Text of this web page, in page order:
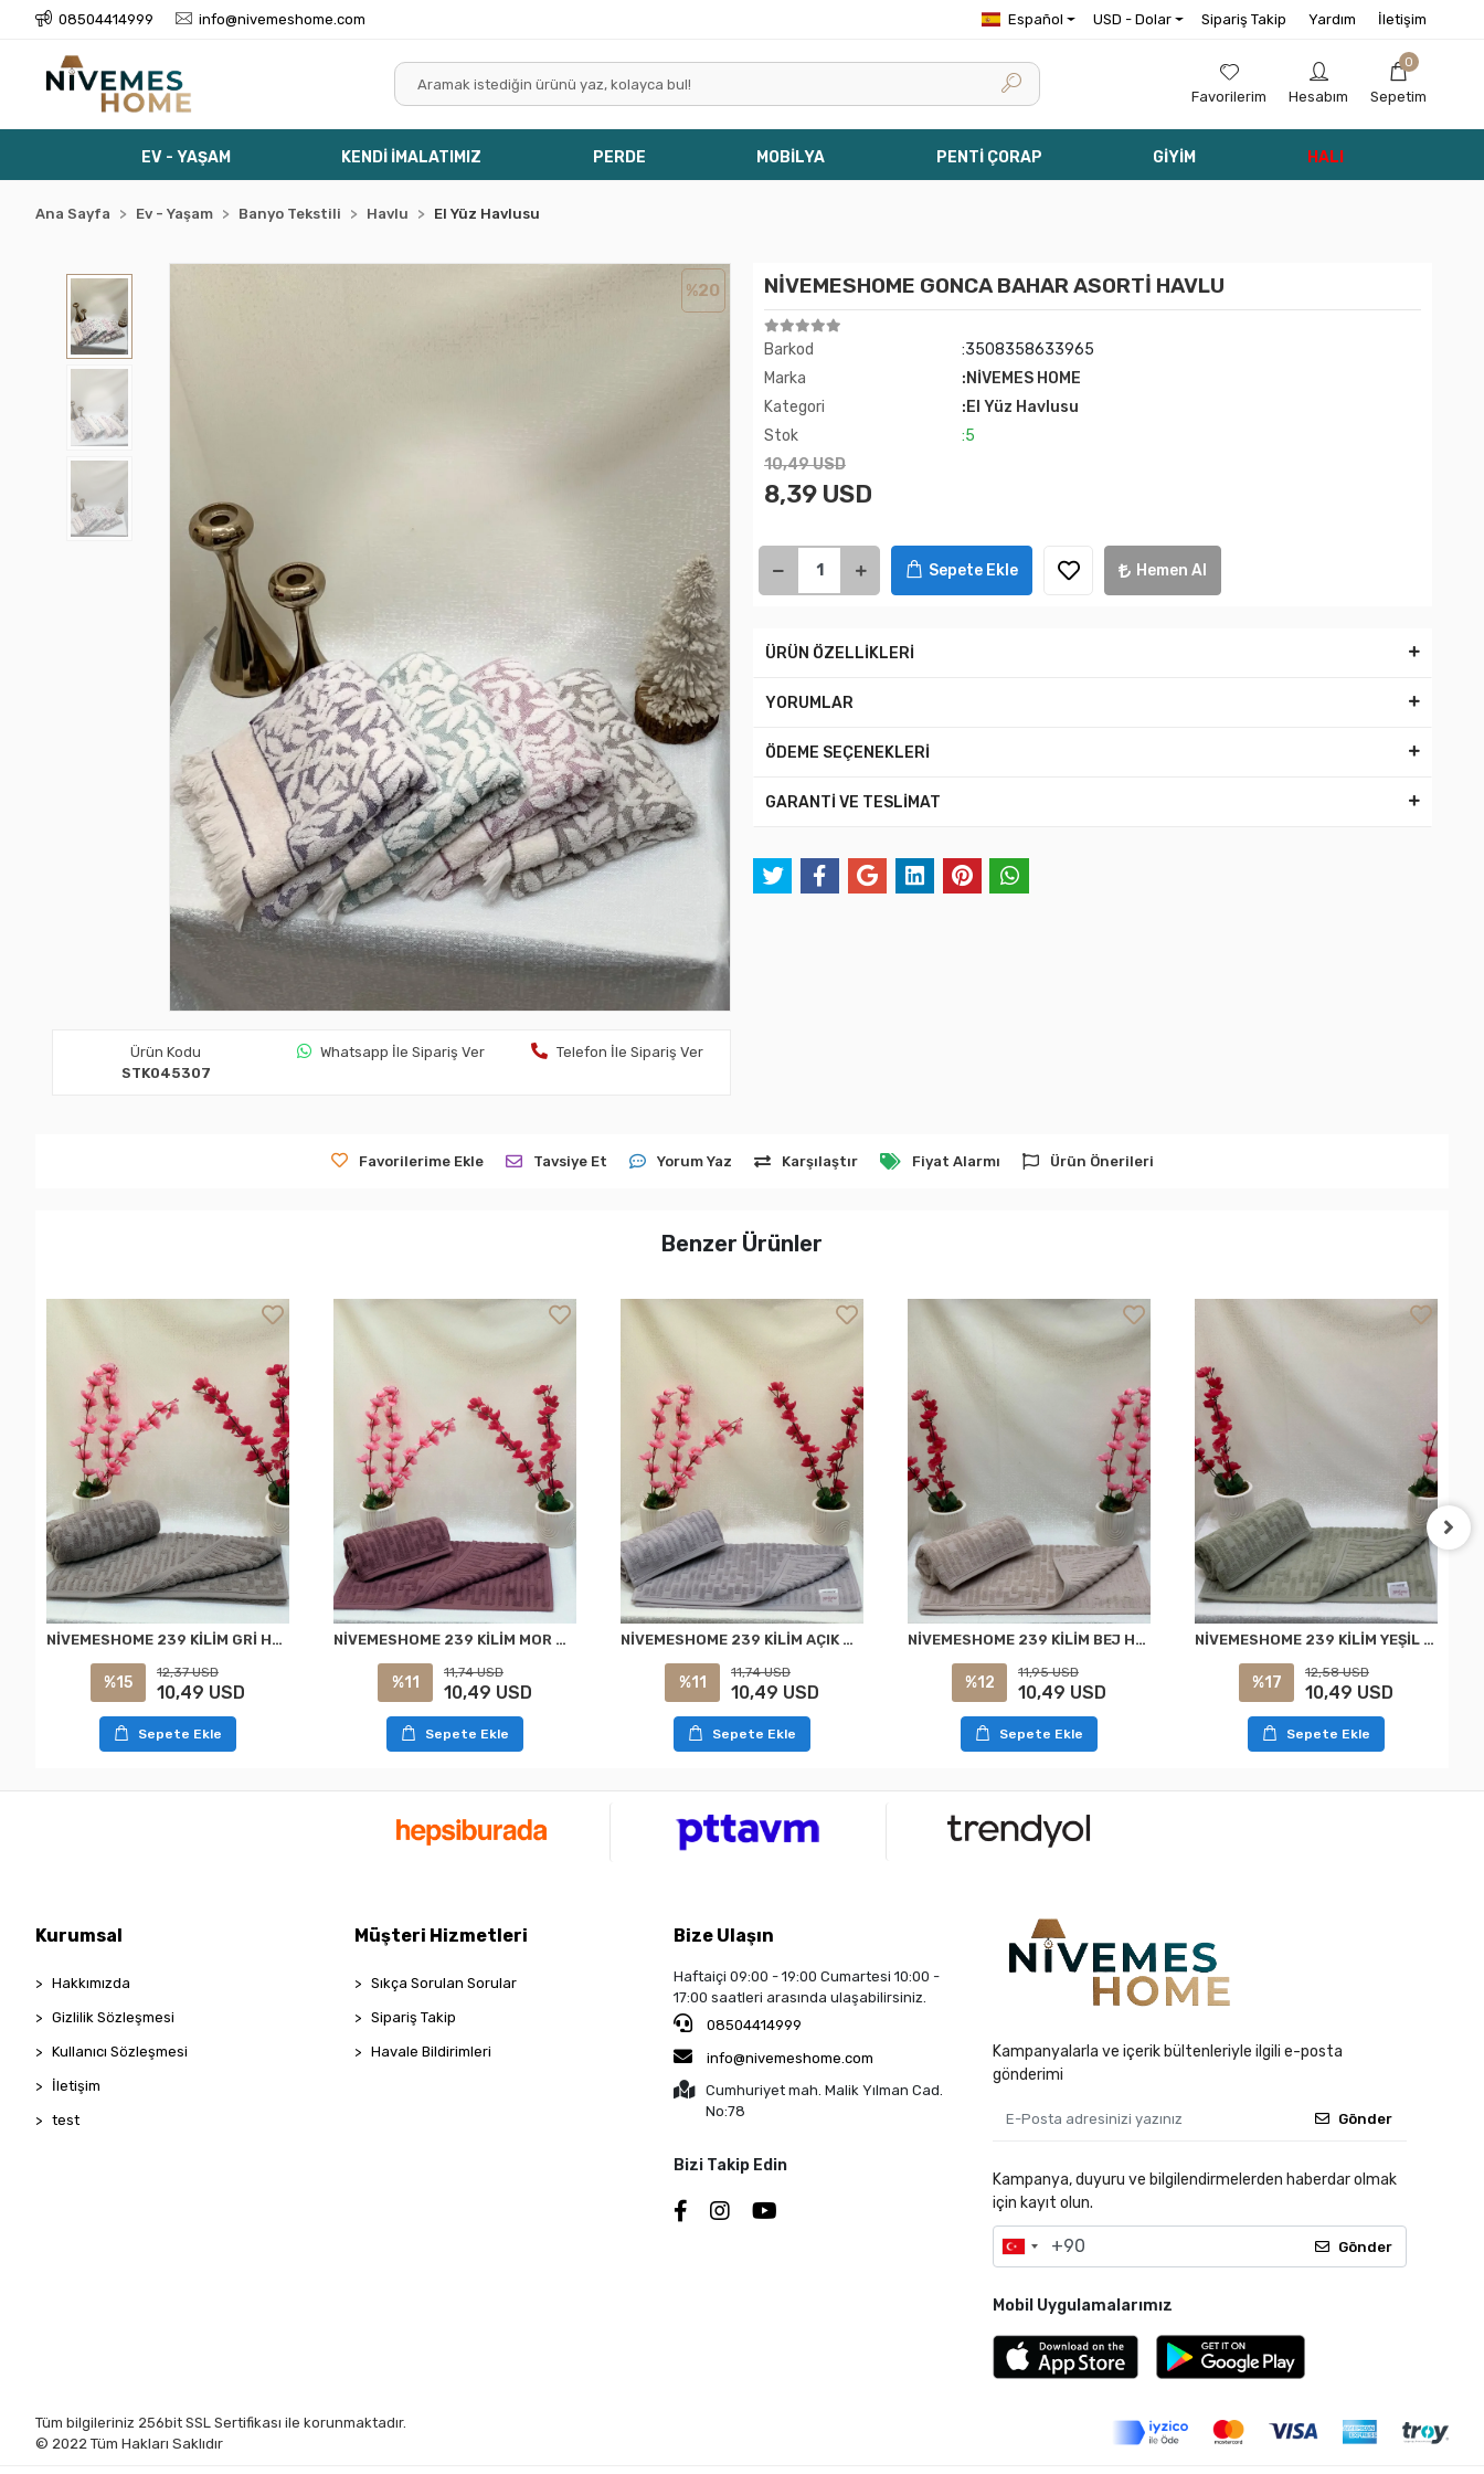
08504414999 info@nivemeshome.com Español USD - Dolar Sipariş Takip Yardım İletişim
Favorilerim Hesabım
0
Sepetim
EV - YAŞAM KENDİ İMALATIMIZ PERDE MOBİLYA PENTİ ÇORAP GİYİM HALI
Ana Sayfa Ev - Yaşam Banyo Tekstili Havlu El Yüz Havlusu
%20
Ürün Kodu
STK045307
Whatsapp İle Sipariş Ver Telefon İle Sipariş Ver
NİVEMESHOME GONCA BAHAR ASORTİ HAVLU
Barkod
:3508358633965
Marka
:NİVEMES HOME
Kategori
:El Yüz Havlusu
Stok
:5
10,49 USD
8,39 USD
Sepete Ekle Hemen Al
ÜRÜN ÖZELLİKLERİ
YORUMLAR
ÖDEME SEÇENEKLERİ
GARANTİ VE TESLİMAT
Favorilerime Ekle Tavsiye Et Yorum Yaz Karşılaştır Fiyat Alarmı Ürün Önerileri
Benzer Ürünler
NİVEMESHOME 239 KİLİM GRİ HAVLU NURPAK
%15
12,37 USD
10,49 USD
Sepete Ekle
NİVEMESHOME 239 KİLİM MOR HAVLU NURPAK
%11
11,74 USD
10,49 USD
Sepete Ekle
NİVEMESHOME 239 KİLİM AÇIK GRİ HAVLU NURPAK
%11
11,74 USD
10,49 USD
Sepete Ekle
NİVEMESHOME 239 KİLİM BEJ HAVLU NURPAK
%12
11,95 USD
10,49 USD
Sepete Ekle
NİVEMESHOME 239 KİLİM YEŞİL HAVLU NURPAK
%17
12,58 USD
10,49 USD
Sepete Ekle
Kurumsal
Hakkımızda
Gizlilik Sözleşmesi
Kullanıcı Sözleşmesi
İletişim
test
Müşteri Hizmetleri
Sıkça Sorulan Sorular
Sipariş Takip
Havale Bildirimleri
Bize Ulaşın
Haftaiçi 09:00 - 19:00 Cumartesi 10:00 -
17:00 saatleri arasında ulaşabilirsiniz.
08504414999
info@nivemeshome.com
Cumhuriyet mah. Malik Yılman Cad.
No:78
Bizi Takip Edin
Kampanyalarla ve içerik bültenleriyle ilgili e-posta
gönderimi
Gönder
Kampanya, duyuru ve bilgilendirmelerden haberdar olmak
için kayıt olun.
Gönder
Mobil Uygulamalarımız
Tüm bilgileriniz 256bit SSL Sertifikası ile korunmaktadır.
© 2022 Tüm Hakları Saklıdır